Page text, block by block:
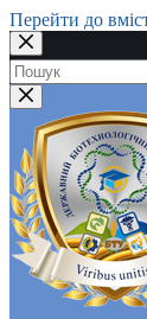
Перейти до
Немає
результатів